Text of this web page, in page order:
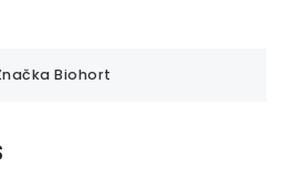
Biohort